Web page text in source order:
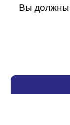
Вы должны